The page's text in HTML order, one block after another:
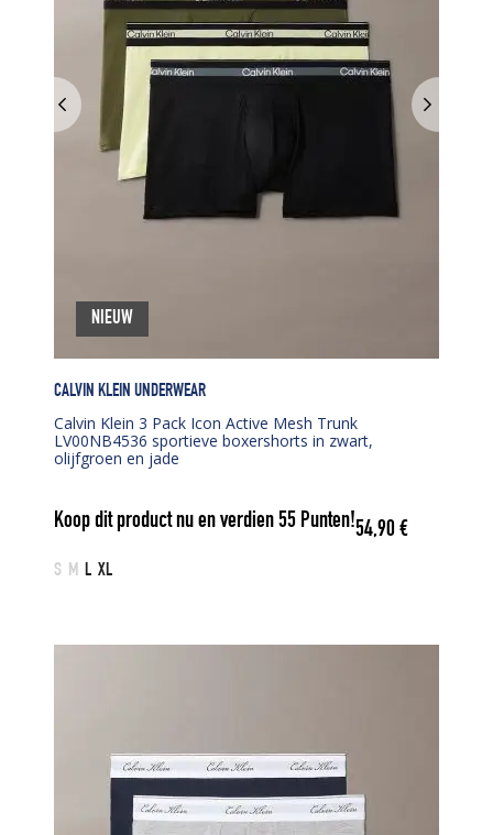
CALVIN KLEIN UNDERWEAR
Calvin Klein 3 Pack Icon Active Mesh Trunk
LV00NB4536 sportieve boxershorts in zwart,
olijfgroen en jade
Koop dit product nu en verdien55 Punten!54,90€
S M L XL
NIEUW